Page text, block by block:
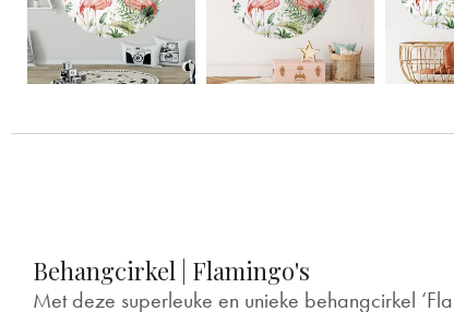
Behangcirkel | Flamingo's
Met deze superleuke en unieke behangcirkel